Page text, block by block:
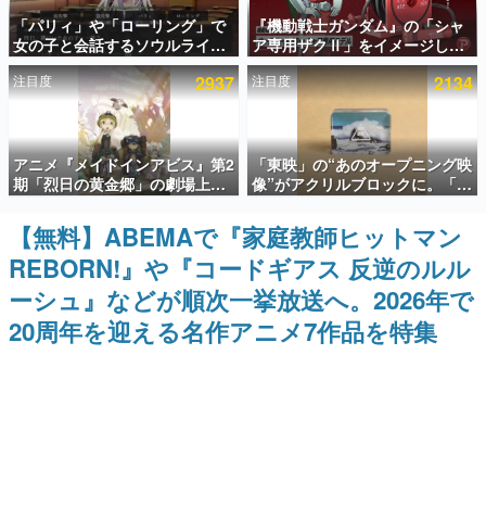
アプリセール情報
インタビュー
連載・特集一覧
殿堂入り記事
SNS拡散数が数千以上！ ページビュー数万以上！ などな
ど。多くの人々に読まれた、電ファミ渾身の“殿堂入り”記
事をまとめました。
ゲームの企画書
名作ゲームクリエイターの方々に製作時のエピソードをお
聞きし、ヒットする企画（ゲーム）とは何か？を探ってい
きます。
赫本
この物語を解いてはいけない。『赫本』は、〈試験問題〉
「パリィ」や「ローリング」で
女の子と会話するソウルライク
恋愛ゲーム『小早川さんはソウ
ルライク』無料公開。返事に失
敗すると「YOU DIED」
『機動戦士ガンダム』の「シャ
ア専用ザクⅡ」をイメージした
散水ホースリールが予約開始。
本体にはシャアのパーソナルマ
ークやジオン公国軍のエンブレ
ム、型式番号などを配置
注目度 2937
アニメ『メイドインアビス』第2
期「烈日の黄金郷」の劇場上映
が決定！レグ役・伊瀬茉莉也さ
んらが登壇する舞台挨拶も実施
注目度 2134
「東映」の“あのオープニング映
像”がアクリルブロックに。「東
映ヒストリカル グッズコレクシ
ョン」が8月下旬より発売
【無料】ABEMAで『家庭教師ヒットマン
REBORN!』や『コードギアス 反逆のルル
ーシュ』などが順次一挙放送へ。2026年で
20周年を迎える名作アニメ7作品を特集